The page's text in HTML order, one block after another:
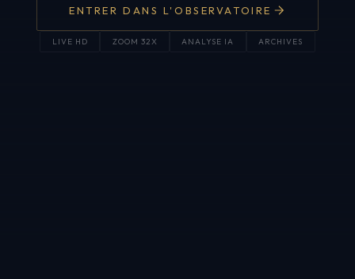
ENTRER DANS L'OBSERVATOIRE
LIVE HD ZOOM 32X ANALYSE IA ARCHIVES